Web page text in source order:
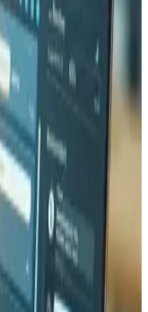
impact et établir un
était
la mission de
code accessible dans
approfondi du site
de contenu et
avec
les pages
de croissance —
et sections
s'est concentrée sur
fonctionnant
le responsive
du processus.